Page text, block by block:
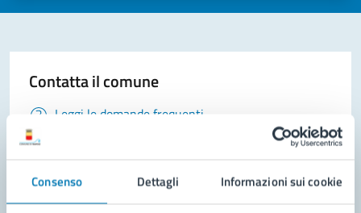
Consenso Dettagli Informazioni sui cookie
Contatta il comune
Leggi le domande frequenti
Prenota appuntamento